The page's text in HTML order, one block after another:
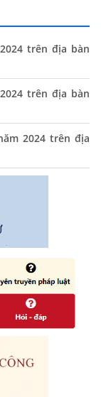
công trực tuyến
quyết thủ tục
trên địa bàn
trên địa bàn
2024 trên địa